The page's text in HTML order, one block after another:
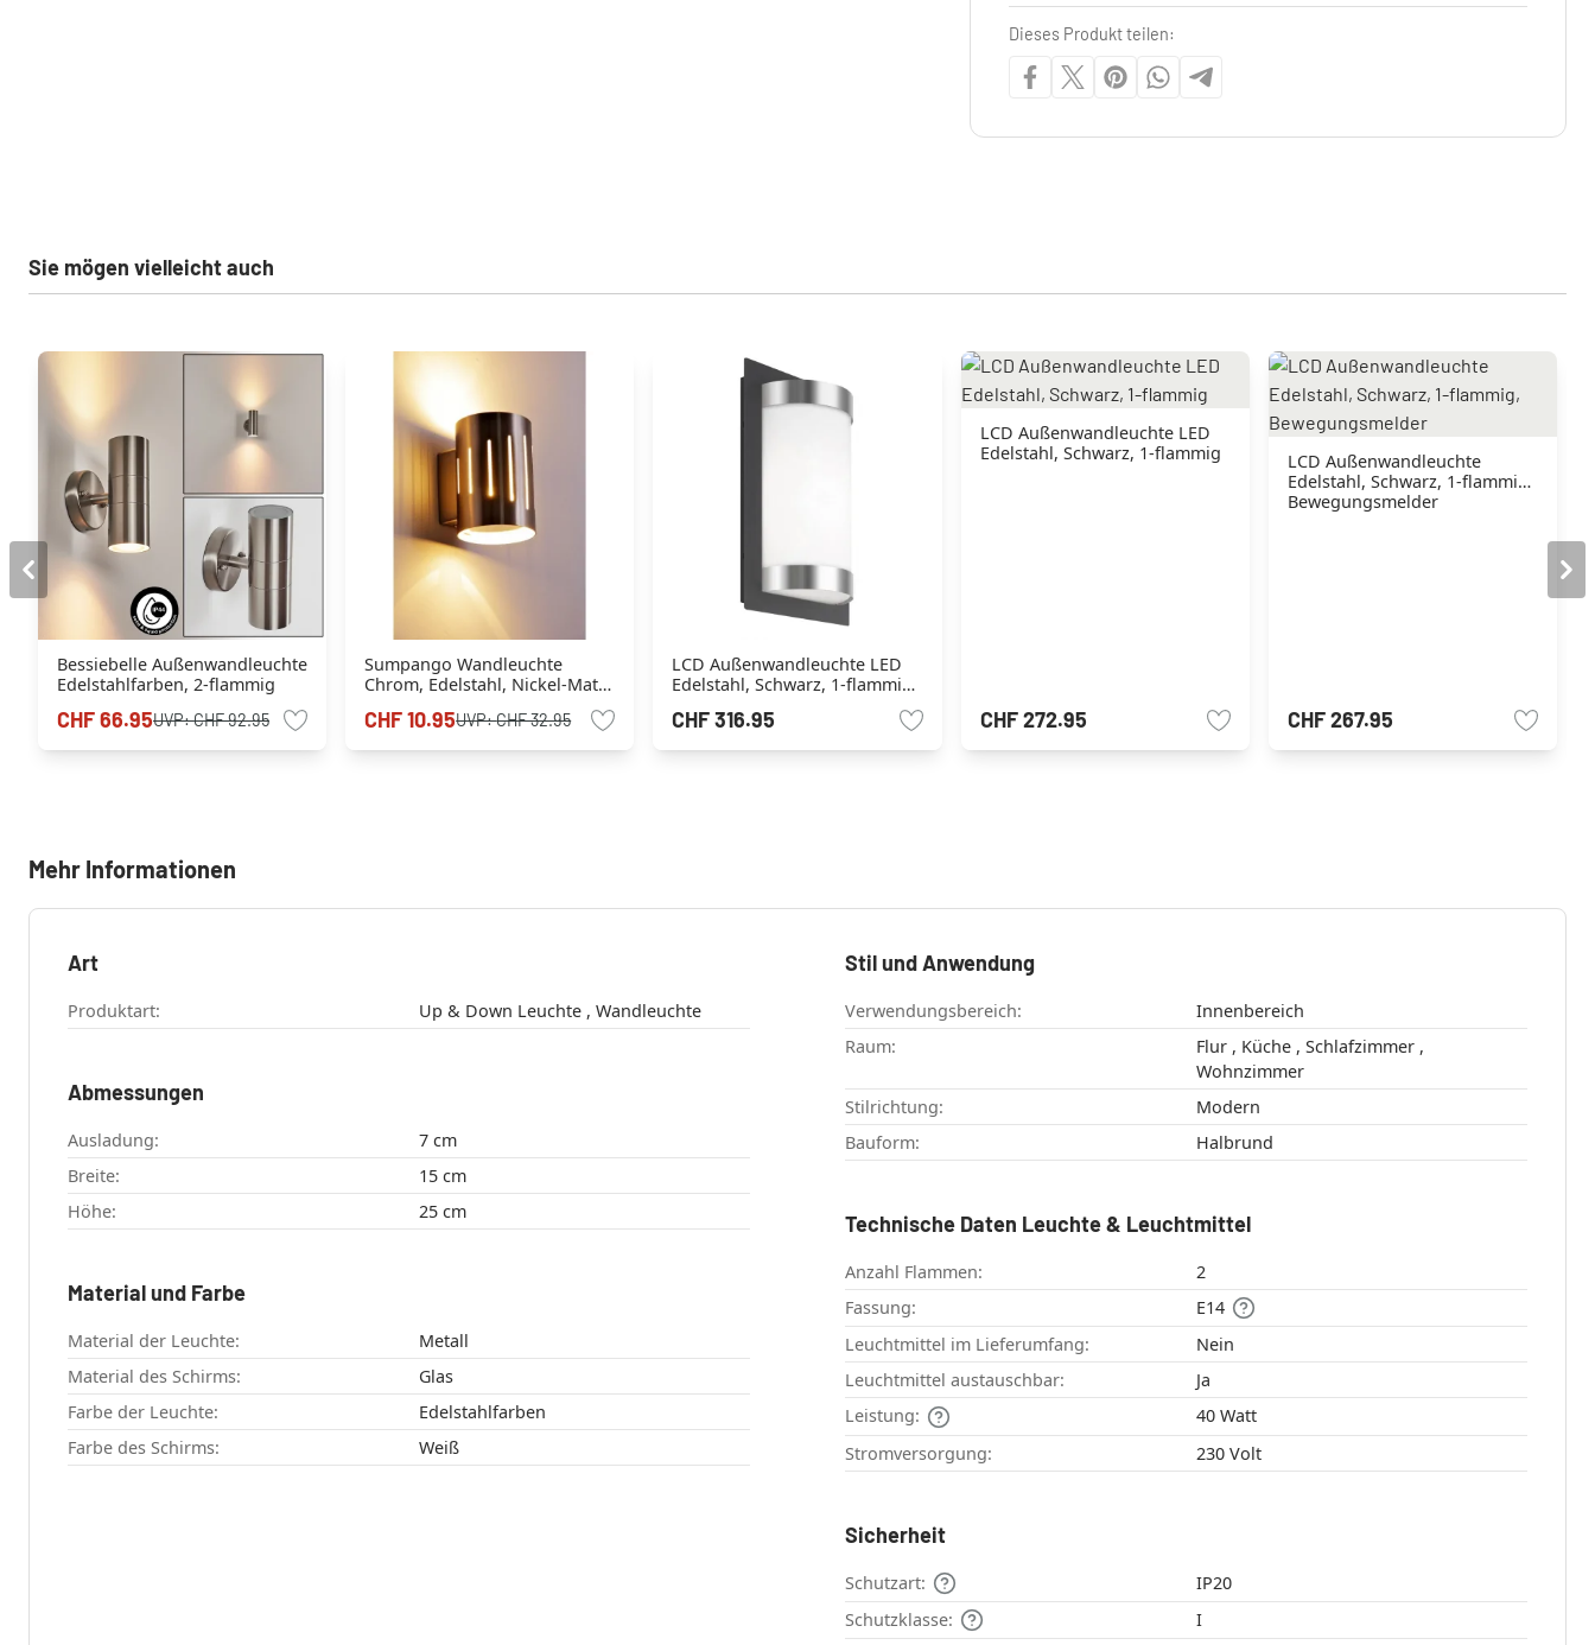
Dieses Produkt teilen:
Sie mögen vielleicht auch
Bessiebelle Außenwandleuchte
Edelstahlfarben, 2-flammig
CHF 66.95UVP:CHF 92.95
Sumpango Wandleuchte
Chrom, Edelstahl, Nickel-Matt,
CHF 10.95UVP:CHF 32.95
LCD Außenwandleuchte LED
Edelstahl, Schwarz, 1-flammig,
CHF 316.95
LCD Außenwandleuchte LED
Edelstahl, Schwarz, 1-flammig
CHF 272.95
LCD Außenwandleuchte
Edelstahl, Schwarz, 1-flammig,
Bewegungsmelder
CHF 267.95
Mehr Informationen
Art
Produktart: Up & Down Leuchte , Wandleuchte
Abmessungen
Ausladung:
7 cm
Breite:
15 cm
Höhe:
25 cm
Material und Farbe
Material der Leuchte:
Metall
Material des Schirms:
Glas
Farbe der Leuchte:
Edelstahlfarben
Farbe des Schirms:
Weiß
Stil und Anwendung
Verwendungsbereich:
Innenbereich
Raum:
Flur , Küche , Schlafzimmer ,
Wohnzimmer
Stilrichtung:
Modern
Bauform:
Halbrund
Technische Daten Leuchte & Leuchtmittel
Anzahl Flammen:
2
Fassung:
E14
Leuchtmittel im Lieferumfang:
Nein
Leuchtmittel austauschbar:
Ja
Leistung:
40 Watt
Stromversorgung:
230 Volt
Sicherheit
Schutzart:
IP20
Schutzklasse:
I